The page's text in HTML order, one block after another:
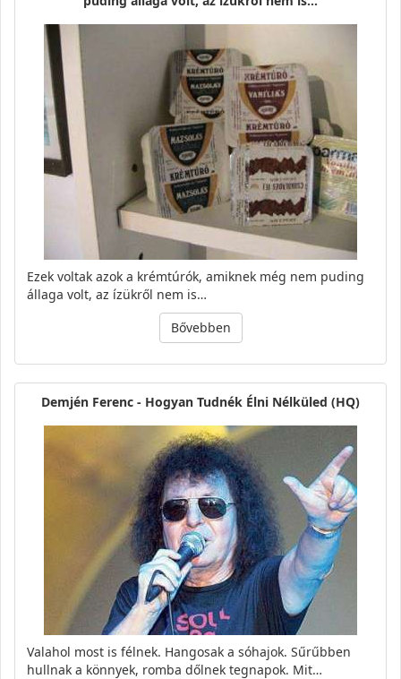
Ezek voltak azok a krémtúrók, amiknek még nem puding
állaga volt, az ízükről nem is…
Bővebben
Demjén Ferenc - Hogyan Tudnék Élni Nélküled (HQ)
Valahol most is félnek. Hangosak a sóhajok. Sűrűbben
hullnak a könnyek, romba dőlnek tegnapok. Mit…